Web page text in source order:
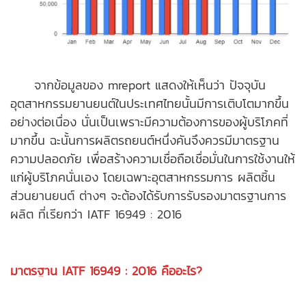
จากข้อมูลของ mreport แสดงให้เห็นว่า ปัจจุบัน
อุตสาหกรรมยานยนต์ในประเทศไทยนั้นมีการเติบโตมากขึ้น
อย่างต่อเนื่อง นั่นเป็นเพราะมีความต้องการของผู้บริโภคที่
มากขึ้น ฉะนั้นการผลิตรถยนต์หนึ่งคันจึงควรมีมาตรฐาน
ความปลอดภัย เพื่อสร้างความเชื่อถือเชื่อมั่นในการใช้งานให้
แก่ผู้บริโภคนั่นเอง โดยเฉพาะอุตสาหกรรมการ ผลิตชิ้น
ส่วนยานยนต์ ต่างๆ จะต้องได้รับการรับรองมาตรฐานการ
ผลิต ที่เรียกว่า IATF 16949 : 2016
มาตรฐาน IATF 16949 : 2016 คืออะไร?